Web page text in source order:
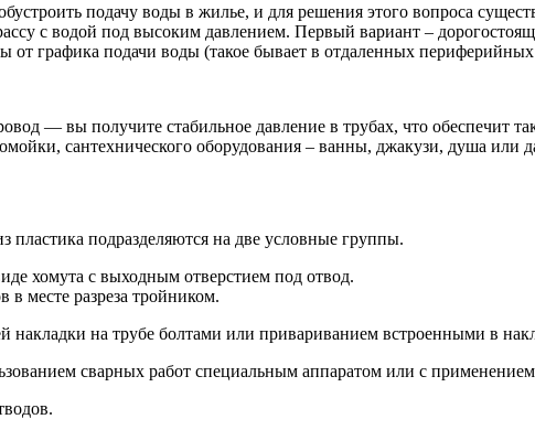
подачу воды в жилье, и для решения этого вопроса
с водой под высоким давлением. Первый вариант –
от графика подачи воды (такое бывает в отдаленных периферийных
— вы получите стабильное давление в трубах, что обеспечит
сантехнического оборудования – ванны, джакузи, душа или
подразделяются на две условные группы.
хомута с выходным отверстием под отвод.
в месте разреза тройником.
на трубе болтами или привариванием встроенными в
сварных работ специальным аппаратом или с